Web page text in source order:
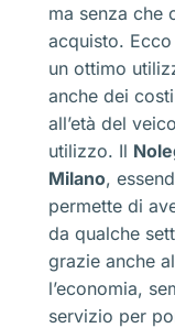
ma senza che
acquisto.
un ottimo
anche dei
all’età del
utilizzo. Il
Milano,
permette di
da qualche
grazie anche
l’economia,
servizio per